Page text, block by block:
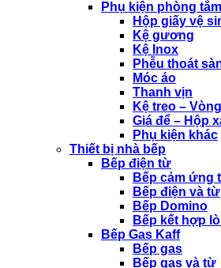
Phụ kiện phòng tắm
Hộp giấy vệ
Kệ gương
Kệ Inox
Phễu thoát
Móc áo
Thanh vịn
Kệ treo –
Giá để – Hộp
Phụ kiện khác
Thiết bị nhà bếp
Bếp điện từ
Bếp cảm ứng
Bếp điện và từ
Bếp Domino
Bếp kết hợp
Bếp Gas Kaff
Bếp gas
Bếp gas và từ